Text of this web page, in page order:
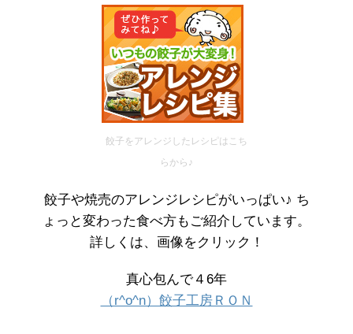
餃子をアレンジしたレシピはこち
らから♪
餃子や焼売のアレンジレシピがいっぱい♪ ち
ょっと変わった食べ方もご紹介しています。
詳しくは、画像をクリック！
真心包んで４6年
（r^o^n）餃子工房ＲＯＮ